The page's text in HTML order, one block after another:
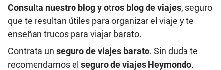
Consulta nuestro blog y otros blog de viajes, seguro
que te resultan útiles para organizar el viaje y te
enseñan trucos para viajar barato.
Contrata un seguro de viajes barato. Sin duda te
recomendamos el seguro de viajes Heymondo.